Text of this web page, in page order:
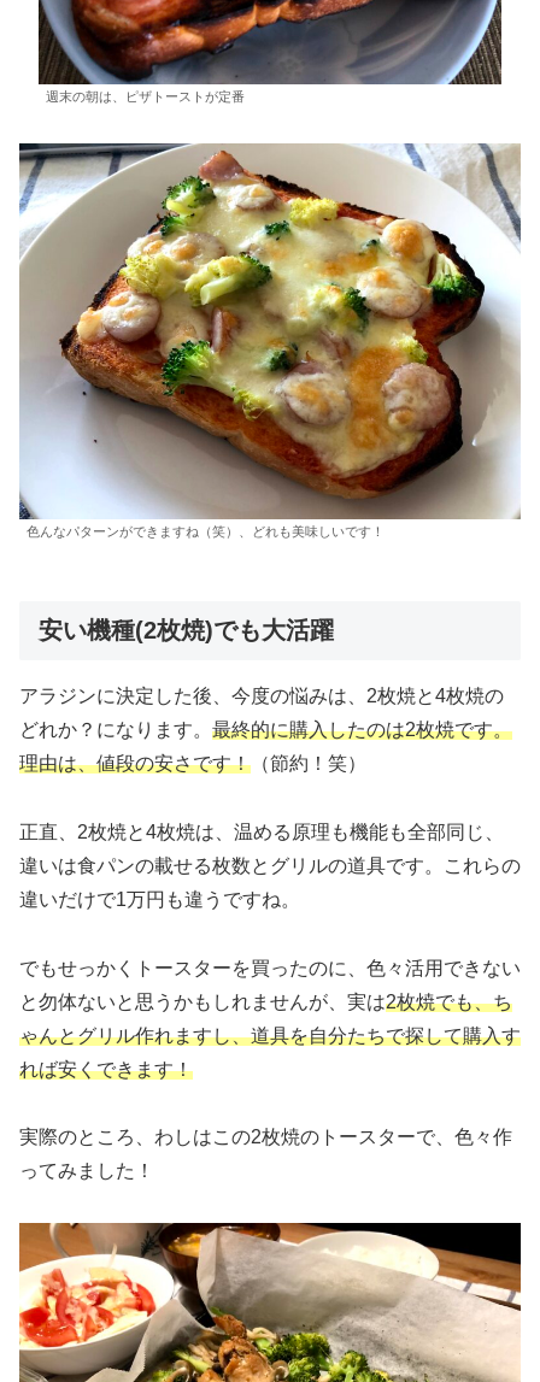
週末の朝は、ピザトーストが定番
色んなパターンができますね（笑）、どれも美味しいです！
安い機種(2枚焼)でも大活躍
アラジンに決定した後、今度の悩みは、2枚焼と4枚焼の
どれか？になります。 最終的に購入したのは2枚焼です。
理由は、値段の安さです！ （節約！笑）
正直、2枚焼と4枚焼は、温める原理も機能も全部同じ、
違いは食パンの載せる枚数とグリルの道具です。これらの
違いだけで1万円も違うですね。
でもせっかくトースターを買ったのに、色々活用できない
と勿体ないと思うかもしれませんが、実は2枚焼でも、ち
ゃんとグリル作れますし、道具を自分たちで探して購入す
れば安くできます！
実際のところ、わしはこの2枚焼のトースターで、色々作
ってみました！